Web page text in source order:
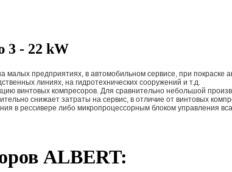
3 - 22 kW
малых предприятиях, в автомобильном сервисе, при
линиях, на гидротехнических сооружений и т.д.
винтовых компресоров. Для сравнительно небольшой
снижает затраты на сервис, в отличие от винтовых
в рессивере либо микропроцессорным блоком управления
ALBERT: